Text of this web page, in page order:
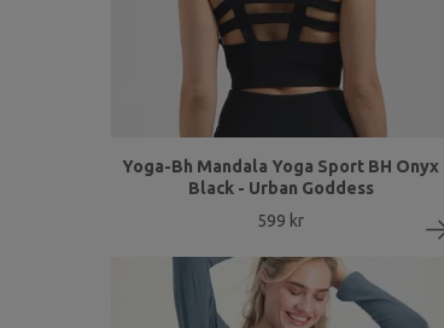
Yoga-Bh Mandala Yoga Sport BH Onyx
Black - Urban Goddess
599 kr